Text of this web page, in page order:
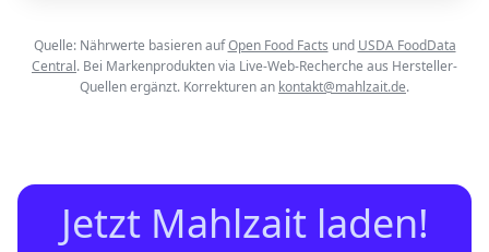
Quelle: Nährwerte basieren auf Open Food Facts und USDA FoodData
Central. Bei Markenprodukten via Live-Web-Recherche aus Hersteller-
Quellen ergänzt. Korrekturen an kontakt@mahlzait.de.
Jetzt Mahlzait laden!